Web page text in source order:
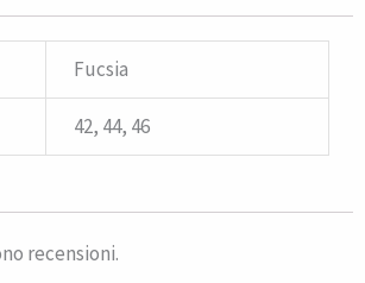
Fucsia
42, 44, 46
recensioni.